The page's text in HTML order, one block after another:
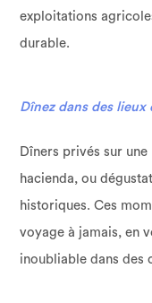
exploitations
durable.
Dînez dans des lieux
Dîners privés sur
hacienda, ou
historiques. Ces
voyage à jamais, en
inoubliable dans des